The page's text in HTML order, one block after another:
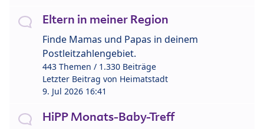
Eltern in meiner Region
Finde Mamas und Papas in deinem
Postleitzahlengebiet.
443 Themen / 1.330 Beiträge
Letzter Beitrag von Heimatstadt
9. Jul 2026 16:41
HiPP Monats-Baby-Treff